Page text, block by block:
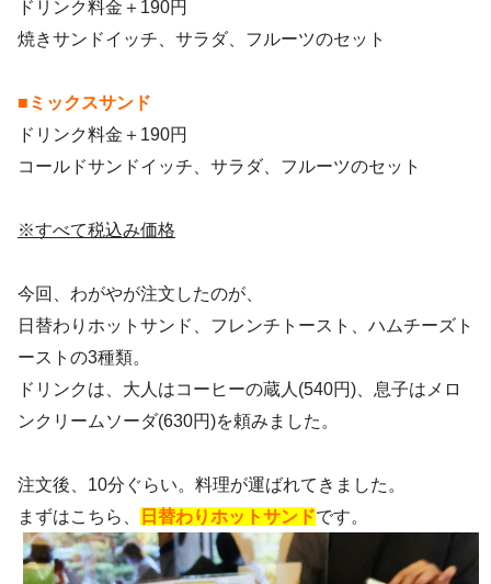
ドリンク料金＋190円
焼きサンドイッチ、サラダ、フルーツのセット
■ミックスサンド
ドリンク料金＋190円
コールドサンドイッチ、サラダ、フルーツのセット
※すべて税込み価格
今回、わがやが注文したのが、
日替わりホットサンド、フレンチトースト、ハムチーズト
ーストの3種類。
ドリンクは、大人はコーヒーの蔵人(540円)、息子はメロ
ンクリームソーダ(630円)を頼みました。
注文後、10分ぐらい。料理が運ばれてきました。
まずはこちら、
日替わりホットサンドです。